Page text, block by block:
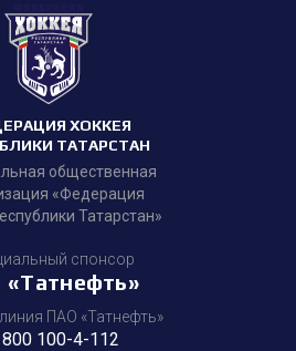
ХОККЕЯ
ТАТАРСТАН
общественная
«Федерация
Татарстан»
спонсор
ПАО «Татнефть»
100-4-112